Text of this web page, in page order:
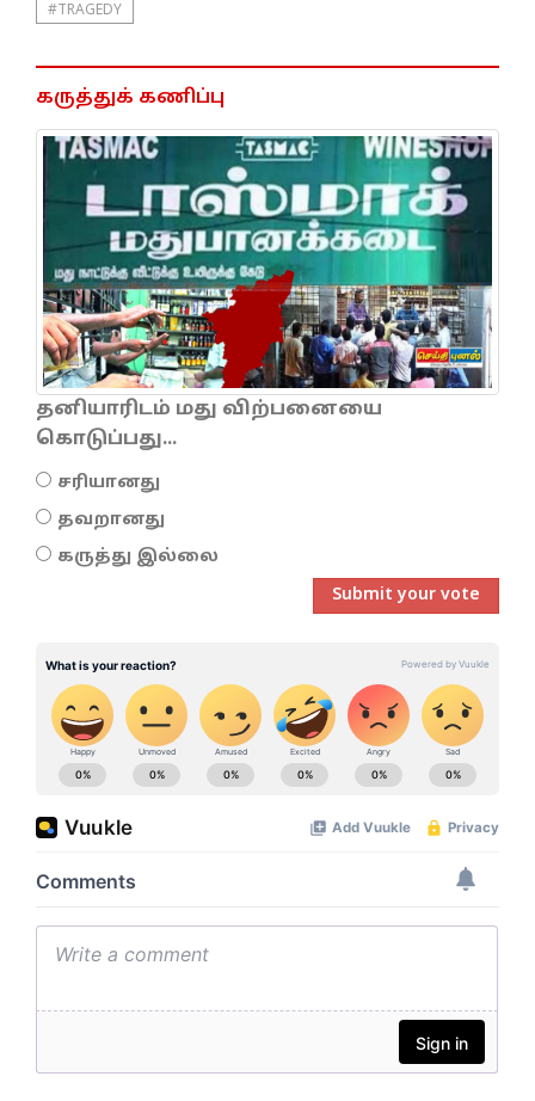
#TRAGEDY
கருத்துக் கணிப்பு
தனியாரிடம் மது விற்பனையை
கொடுப்பது...
சரியானது
தவறானது
கருத்து இல்லை
Submit your vote